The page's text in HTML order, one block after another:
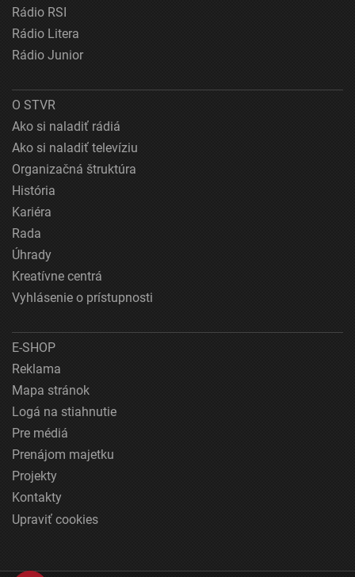
Rádio RSI
Rádio Litera
Rádio Junior
O STVR
Ako si naladiť rádiá
Ako si naladiť televíziu
Organizačná štruktúra
História
Kariéra
Rada
Úhrady
Kreatívne centrá
Vyhlásenie o prístupnosti
E-SHOP
Reklama
Mapa stránok
Logá na stiahnutie
Pre médiá
Prenájom majetku
Projekty
Kontakty
Upraviť cookies